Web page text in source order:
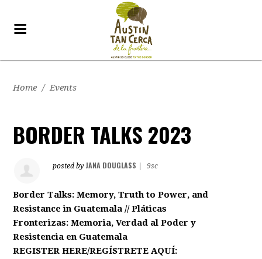
Home / Events
BORDER TALKS 2023
posted by JANA DOUGLASS 9sc
Border Talks: Memory, Truth to Power, and
Resistance in Guatemala // Pláticas
Fronterizas: Memoria, Verdad al Poder y
Resistencia en Guatemala
REGISTER HERE/REGÍSTRETE AQUÍ: